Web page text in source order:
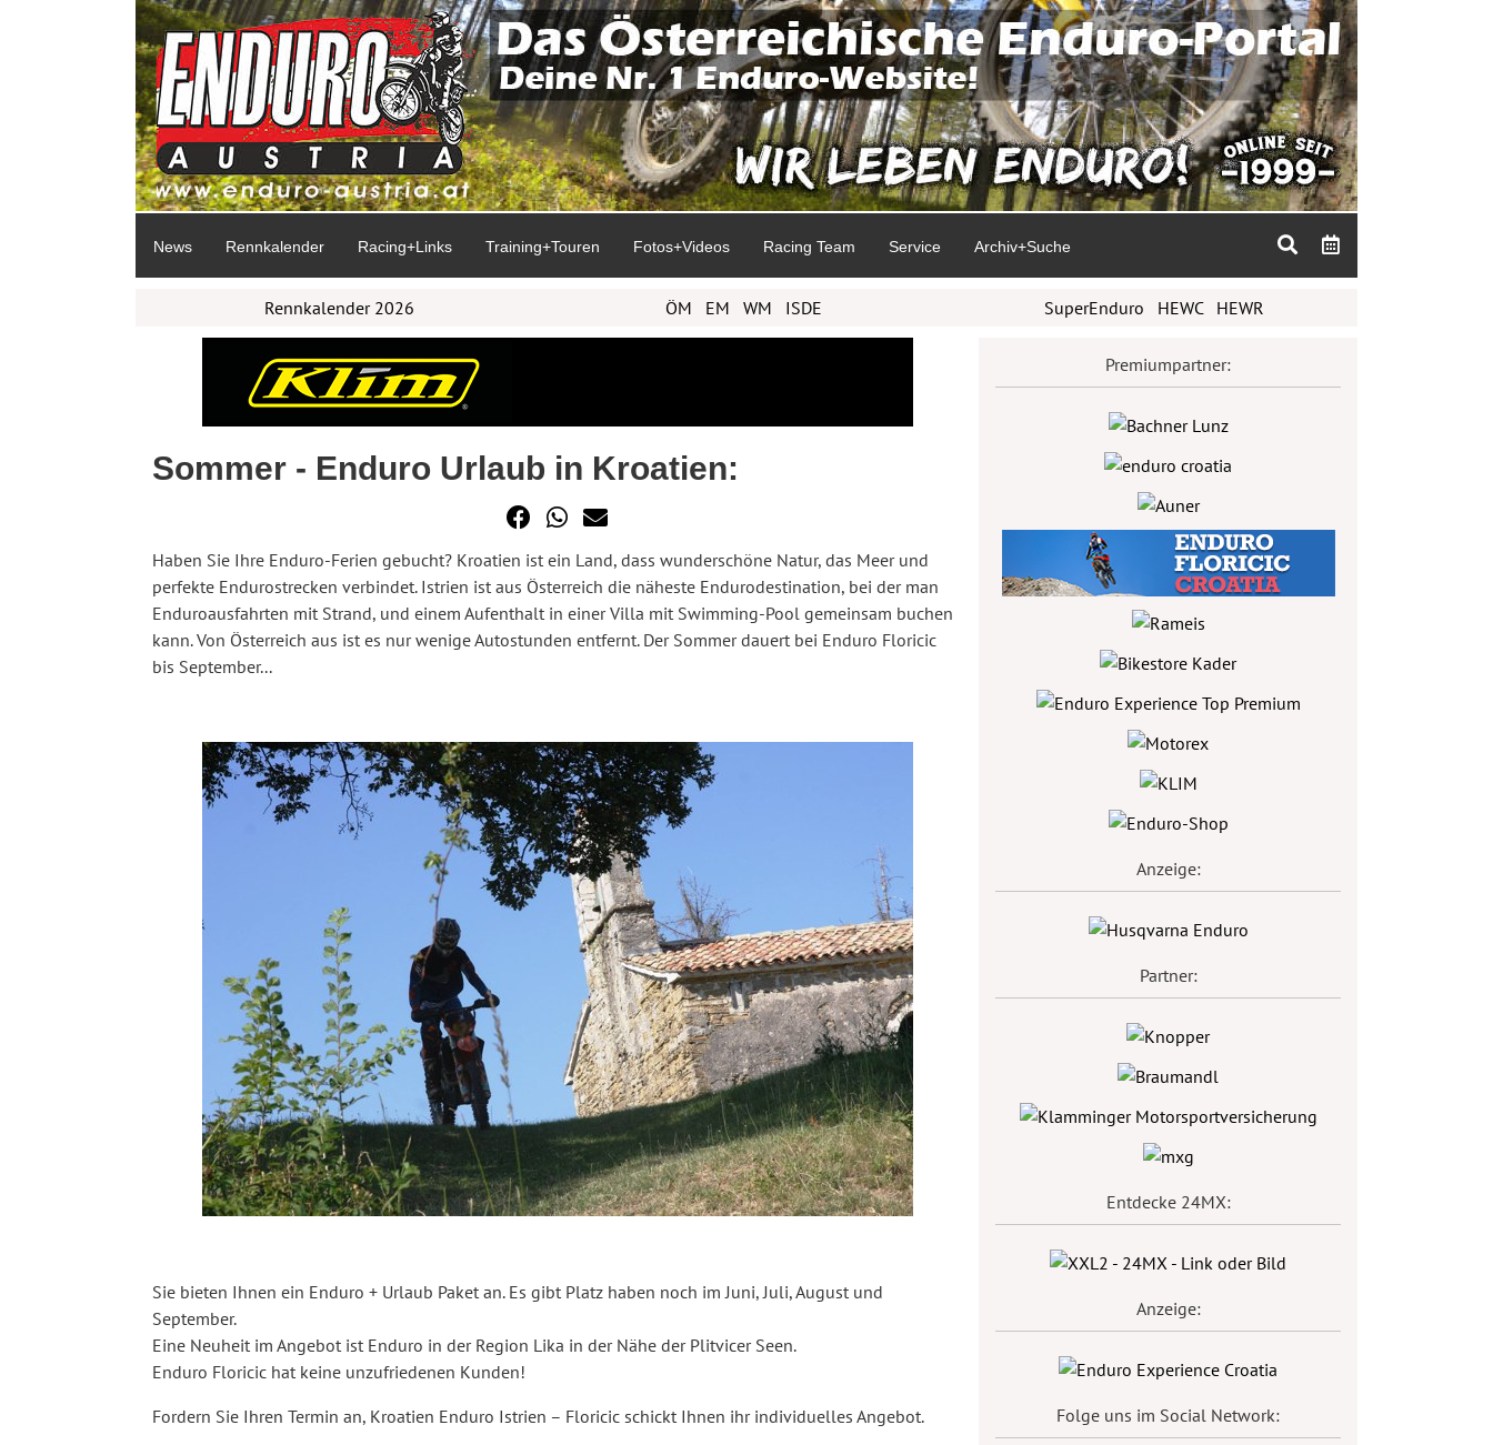
News Rennkalender Racing+Links Training+Touren Fotos+Videos Racing Team Service Archiv+Suche
Rennkalender 2026 ÖM EM WM ISDE SuperEnduro HEWC HEWR
Sommer - Enduro Urlaub in Kroatien:
Haben Sie Ihre Enduro-Ferien gebucht? Kroatien ist ein Land, dass wunderschöne Natur, das Meer und
perfekte Endurostrecken verbindet. Istrien ist aus Österreich die näheste Endurodestination, bei der man
Enduroausfahrten mit Strand, und einem Aufenthalt in einer Villa mit Swimming-Pool gemeinsam buchen
kann. Von Österreich aus ist es nur wenige Autostunden entfernt. Der Sommer dauert bei Enduro Floricic
bis September...
Sie bieten Ihnen ein Enduro + Urlaub Paket an. Es gibt Platz haben noch im Juni, Juli, August und
September.
Eine Neuheit im Angebot ist Enduro in der Region Lika in der Nähe der Plitvicer Seen.
Enduro Floricic hat keine unzufriedenen Kunden!
Fordern Sie Ihren Termin an, Kroatien Enduro Istrien – Floricic schickt Ihnen ihr individuelles Angebot.
Premiumpartner:
Anzeige:
Partner:
Entdecke 24MX:
Anzeige:
Folge uns im Social Network: